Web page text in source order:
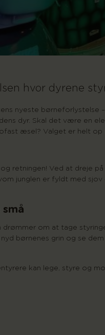
hvor dyrene
nyeste børneforlystelse
dyr. Skal det være en
æsel? Valget er helt op
retningen! Ved at dreje
junglen er fyldt med
om at tage
børnenes grin og se
kan lege, styre og